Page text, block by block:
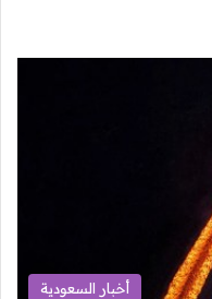
أخبار السعودية